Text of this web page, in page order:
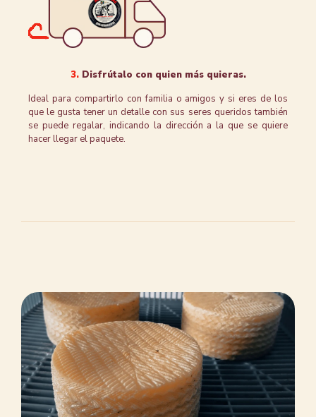
3. Disfrútalo con quien más quieras.
Ideal para compartirlo con familia o amigos y si eres de los
que le gusta tener un detalle con sus seres queridos también
se puede regalar, indicando la dirección a la que se quiere
hacer llegar el paquete.